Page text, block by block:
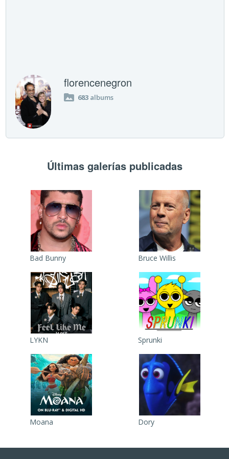
florencenegron
683 albums
Últimas galerías publicadas
Bad Bunny Bruce Willis
LYKN Sprunki
Moana Dory